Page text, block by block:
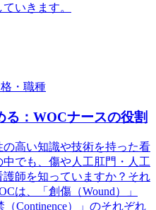
いきます。
・職種
る：WOCナースの役割
高い知識や技術を持った看
でも、傷や人工肛門・人工
師を知っていますか？それ
は、「創傷（Wound）」
（Continence）」のそれぞれ